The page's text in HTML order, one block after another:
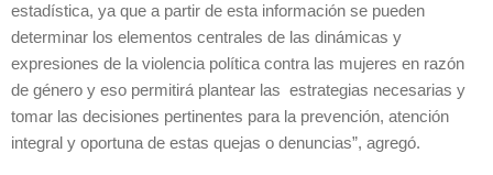
estadística, ya que a partir de esta información se pueden
determinar los elementos centrales de las dinámicas y
expresiones de la violencia política contra las mujeres en razón
de género y eso permitirá plantear las estrategias necesarias y
tomar las decisiones pertinentes para la prevención, atención
integral y oportuna de estas quejas o denuncias”, agregó.